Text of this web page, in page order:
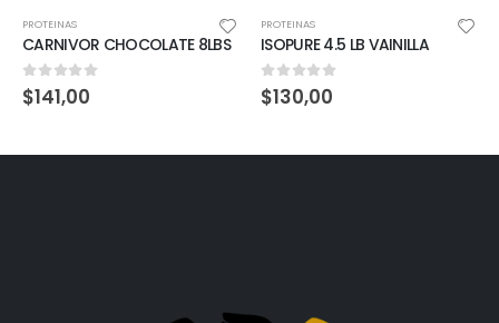
PROTEINAS
CARNIVOR CHOCOLATE 8LBS
0out of 5
$141,00
PROTEINAS
ISOPURE 4.5 LB VAINILLA
0out of 5
$130,00